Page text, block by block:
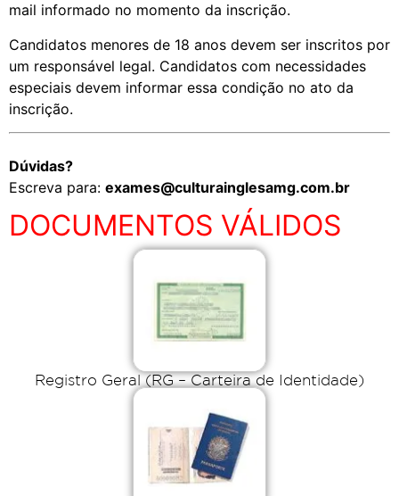
mail informado no momento da inscrição.
Candidatos menores de 18 anos devem ser inscritos por
um responsável legal. Candidatos com necessidades
especiais devem informar essa condição no ato da
inscrição.
Dúvidas?
Escreva para: exames@culturainglesamg.com.br
DOCUMENTOS VÁLIDOS
Registro Geral (RG – Carteira de Identidade)